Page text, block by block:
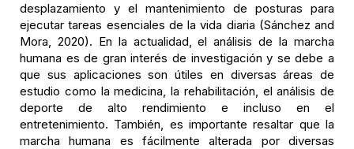
desplazamiento y el mantenimiento de posturas para
ejecutar tareas esenciales de la vida diaria (Sánchez and
Mora, 2020). En la actualidad, el análisis de la marcha
humana es de gran interés de investigación y se debe a
que sus aplicaciones son útiles en diversas áreas de
estudio como la medicina, la rehabilitación, el análisis de
deporte de alto rendimiento e incluso en el
entretenimiento. También, es importante resaltar que la
marcha humana es fácilmente alterada por diversas